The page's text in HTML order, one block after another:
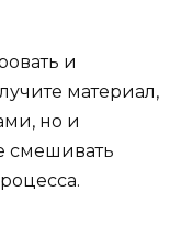
и
материал,
но и
смешивать